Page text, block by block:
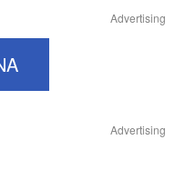
Advertising
Advertising